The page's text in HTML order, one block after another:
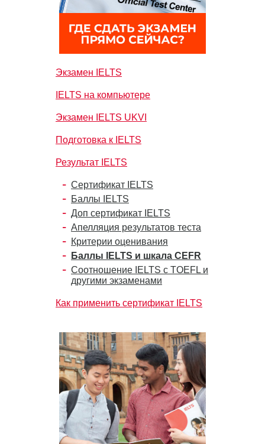
Экзамен IELTS
IELTS на компьютере
Экзамен IELTS UKVI
Подготовка к IELTS
Результат IELTS
Сертификат IELTS
Баллы IELTS
Доп сертификат IELTS
Апелляция результатов теста
Критерии оценивания
Баллы IELTS и шкала CEFR
Соотношение IELTS с TOEFL и
другими экзаменами
Как применить сертификат IELTS